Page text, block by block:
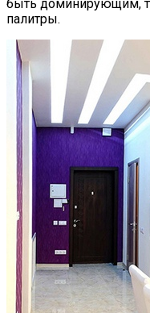
быть доминирующим,
палитры.